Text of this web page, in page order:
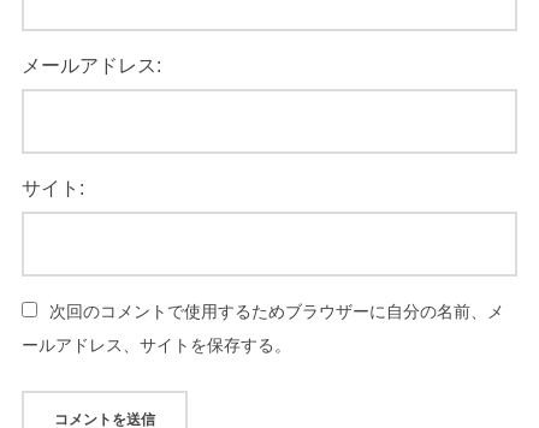
メールアドレス:
サイト:
次回のコメントで使用するためブラウザーに自分の名前、メ
ールアドレス、サイトを保存する。